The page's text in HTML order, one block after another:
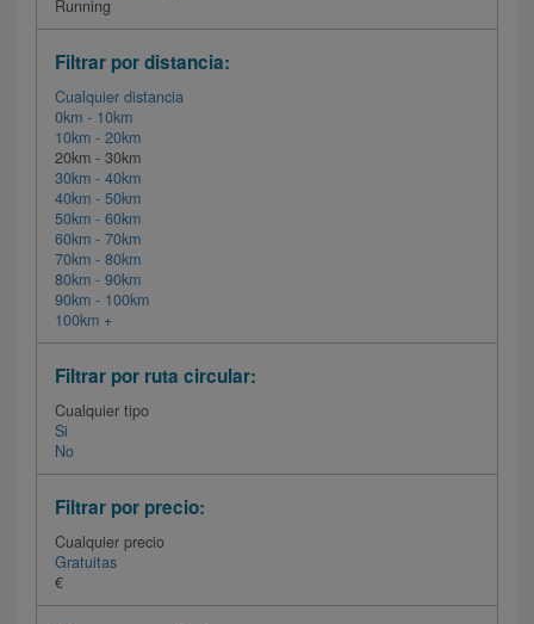
Running
Filtrar por distancia:
Cualquier distancia
0km - 10km
10km - 20km
20km - 30km
30km - 40km
40km - 50km
50km - 60km
60km - 70km
70km - 80km
80km - 90km
90km - 100km
100km +
Filtrar por ruta circular:
Cualquier tipo
Si
No
Filtrar por precio:
Cualquier precio
Gratuitas
€